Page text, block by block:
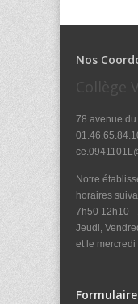
Nos
Collège
78 avenue
Notre
horaires
7h50 12h10 -
Jeudi,
et le